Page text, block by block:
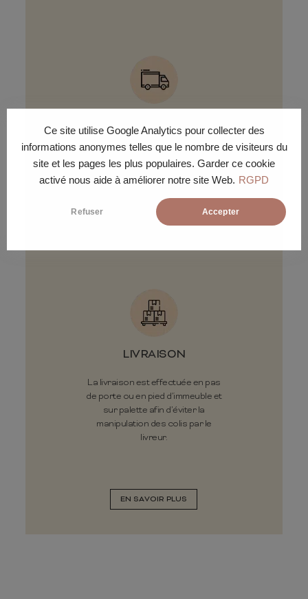
Ce site utilise Google Analytics pour collecter des
informations anonymes telles que le nombre de visiteurs du
site et les pages les plus populaires. Garder ce cookie
activé nous aide à améliorer notre site Web. RGPD
Refuser Accepter
Le transporteur prend contact
avec le client, par téléphone ou
par SMS automatique avec choix
fourni lors de la commande.
LIVRAISON
La livraison est effectuée en pas
de porte ou en pied d’immeuble et
sur palette afin d’éviter la
manipulation des colis par le
livreur.
EN SAVOIR PLUS